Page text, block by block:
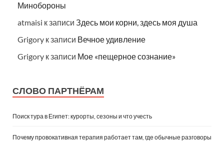
Минобороны
atmaisi к записи Здесь мои корни, здесь моя душа
Grigory к записи Вечное удивление
Grigory к записи Мое «пещерное сознание»
СЛОВО ПАРТНЁРАМ
Поиск тура в Египет: курорты, сезоны и что учесть
Почему провокативная терапия работает там, где обычные разговоры